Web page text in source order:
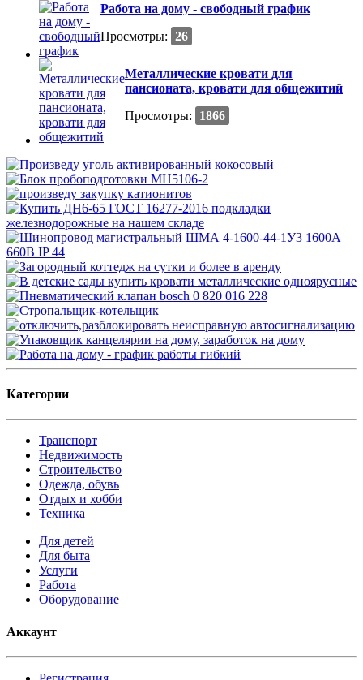
Работа на дому - свободный график
Просмотры: 26
Металлические кровати для
пансионата, кровати для общежитий
Просмотры:
1866
Категории
Транспорт
Недвижимость
Строительство
Одежда, обувь
Отдых и хобби
Техника
Для детей
Для быта
Услуги
Работа
Оборудование
Аккаунт